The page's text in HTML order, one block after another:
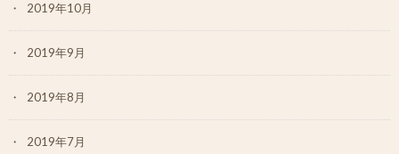
2019年10月
2019年9月
2019年8月
2019年7月